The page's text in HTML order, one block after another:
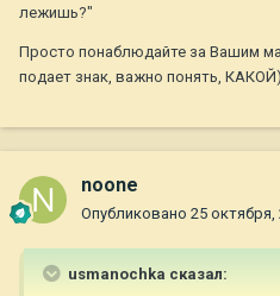
лежишь?"
Просто понаблюдайте за Вашим
подает знак, важно понять,
noone
Опубликовано 25 октября,
usmanochka сказал: